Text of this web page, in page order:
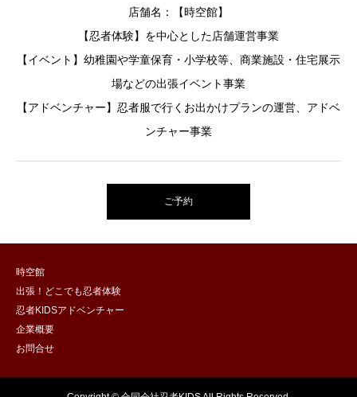
店舗名：【時空館】
【忍者体験】を中心とした店舗運営事業
【イベント】幼稚園や学童保育・小学校等、商業施設・住宅展示
場などの出張イベント事業
【アドベンチャー】忍者服で行くお出かけプランの運営、アドベ
ンチャー事業
ご予約
時空館
出張！どこでも忍者体験
忍者KIDSアドベンチャー
企業概要
お問合せ